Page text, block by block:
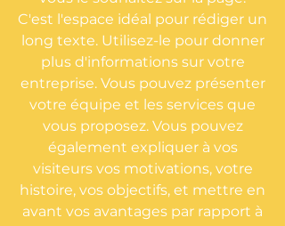
C'est l'espace idéal pour rédiger un
long texte. Utilisez-le pour donner
plus d'informations sur votre
entreprise. Vous pouvez présenter
votre équipe et les services que
vous proposez. Vous pouvez
également expliquer à vos
visiteurs vos motivations, votre
histoire, vos objectifs, et mettre en
avant vos avantages par rapport à